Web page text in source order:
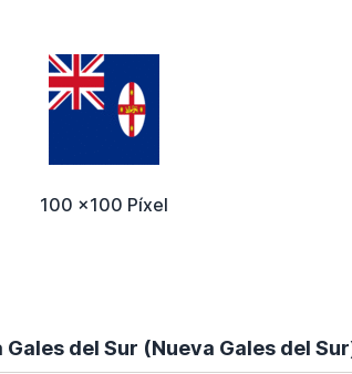
100 x100 Píxel
del Sur (Nueva Gales del